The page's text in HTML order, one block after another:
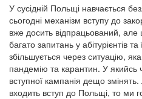
У сусідній Польщі навчається
сьогодні механізм вступу до
вже досить відпрацьований,
багато запитань у абітурієнтів
збільшується через ситуацію,
пандемію та карантин. У
вступної кампанія дещо
входить вступ до Польщі, то ми